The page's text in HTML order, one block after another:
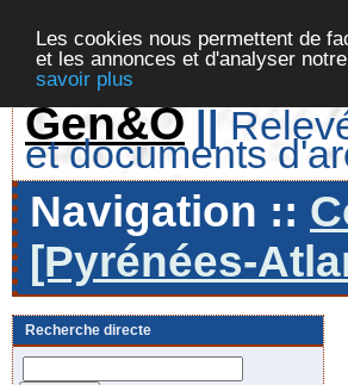
Les cookies nous permettent de
et les annonces et d'analyser
savoir plus
Gen&O ||
et documents
Navigation ::
[Pyrénées-
Recherche directe